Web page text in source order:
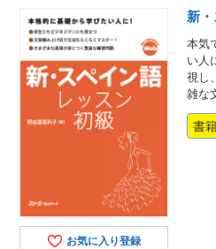
お気に入り登録
新
本気
い人
視し
雑な
書